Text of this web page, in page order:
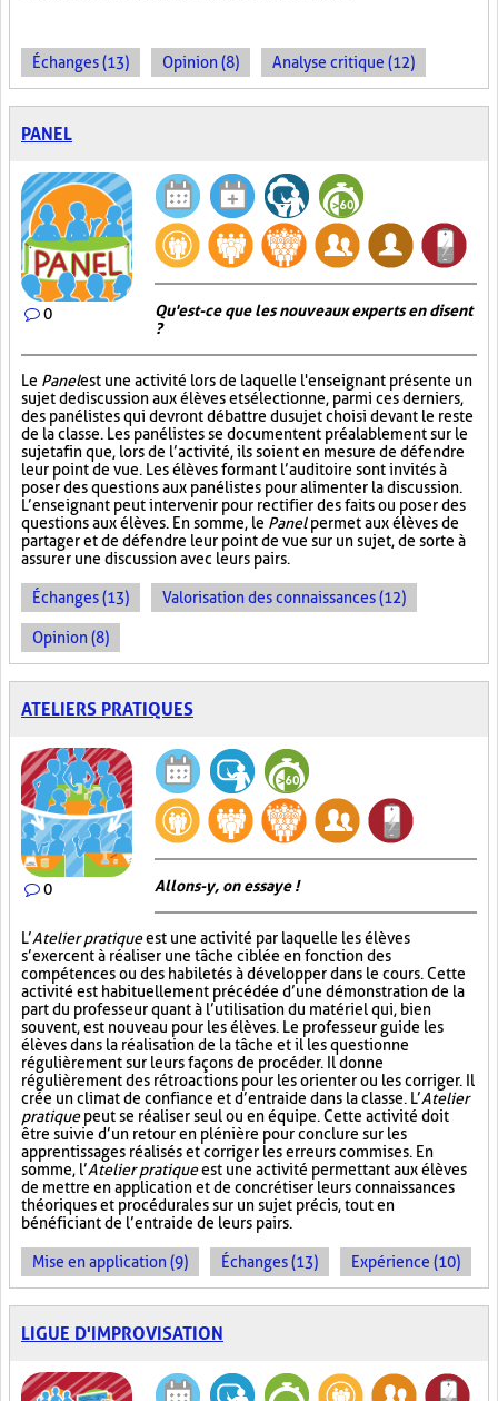
Échanges (13) Opinion (8) Analyse critique (12)
PANEL
0
Qu'est-ce que les nouveaux experts en disent
?
Le Panelest une activité lors de laquelle l'enseignant présente un
sujet de discussion aux élèves et sélectionne, parmi ces derniers,
des panélistes qui devront débattre du sujet choisi devant le reste
de la classe. Les panélistes se documentent préalablement sur le
sujet afin que, lors de l’activité, ils soient en mesure de défendre
leur point de vue. Les élèves formant l’auditoire sont invités à
poser des questions aux panélistes pour alimenter la discussion.
L’enseignant peut intervenir pour rectifier des faits ou poser des
questions aux élèves. En somme, le Panelpermet aux élèves de
partager et de défendre leur point de vue sur un sujet, de sorte à
assurer une discussion avec leurs pairs.
Échanges (13) Valorisation des connaissances (12)
Opinion (8)
ATELIERS PRATIQUES
0 Allons-y, on essaye !
L’Atelier pratiqueest une activité par laquelle les élèves
s’exercent à réaliser une tâche ciblée en fonction des
compétences ou des habiletés à développer dans le cours. Cette
activité est habituellement précédée d’une démonstration de la
part du professeur quant à l’utilisation du matériel qui, bien
souvent, est nouveau pour les élèves. Le professeur guide les
élèves dans la réalisation de la tâche et il les questionne
régulièrement sur leurs façons de procéder. Il donne
régulièrement des rétroactions pour les orienter ou les corriger. Il
crée un climat de confiance et d’entraide dans la classe. L’Atelier
pratiquepeut se réaliser seul ou en équipe. Cette activité doit
être suivie d’un retour en plénière pour conclure sur les
apprentissages réalisés et corriger les erreurs commises. En
somme, l’Atelier pratiqueest une activité permettant aux élèves
de mettre en application et de concrétiser leurs connaissances
théoriques et procédurales sur un sujet précis, tout en
bénéficiant de l’entraide de leurs pairs.
Mise en application (9) Échanges (13) Expérience (10)
LIGUE D'IMPROVISATION